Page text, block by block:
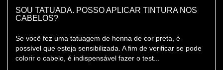
SOU TATUADA. POSSO APLICAR TINTURA NOS
CABELOS?
Se você fez uma tatuagem de henna de cor preta, é
possível que esteja sensibilizada. A fim de verificar se pode
colorir o cabelo, é indispensável fazer o test...